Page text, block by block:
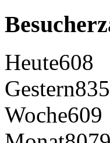
Heute608
Gestern835
Woche609